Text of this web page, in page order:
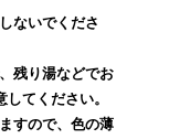
ないでくださ
残り湯などでお
てください。
すので、色の薄